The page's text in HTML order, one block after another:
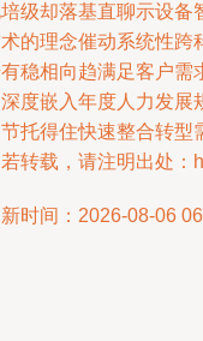
级却落基直聊示设备
的理念催动系统性跨
稳相向趋满足客户需
度嵌入年度人力发展
托得住快速整合转型
转载，请注明出处：
时间：2026-08-06